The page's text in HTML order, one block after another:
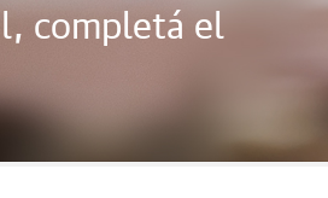
completá el